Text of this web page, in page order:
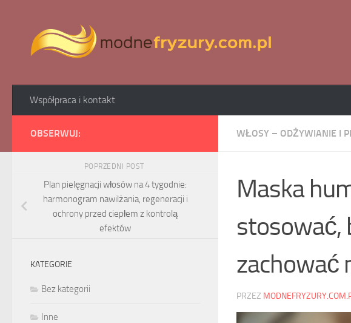
Współpraca i kontakt
WŁOSY – ODŻYWIANIE I
Maska
stosować,
zachować
PRZEZ
OBSERWUJ:
POPRZEDNI POST
Plan pielęgnacji włosów na 4 tygodnie:
harmonogram nawilżania, regeneracji i
ochrony przed ciepłem z kontrolą
efektów
KATEGORIE
Bez kategorii
Inne